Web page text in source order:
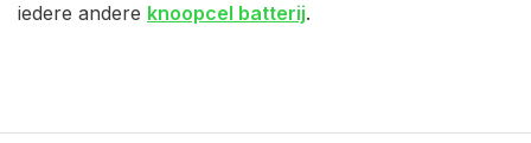
iedere andere knoopcel batterij.